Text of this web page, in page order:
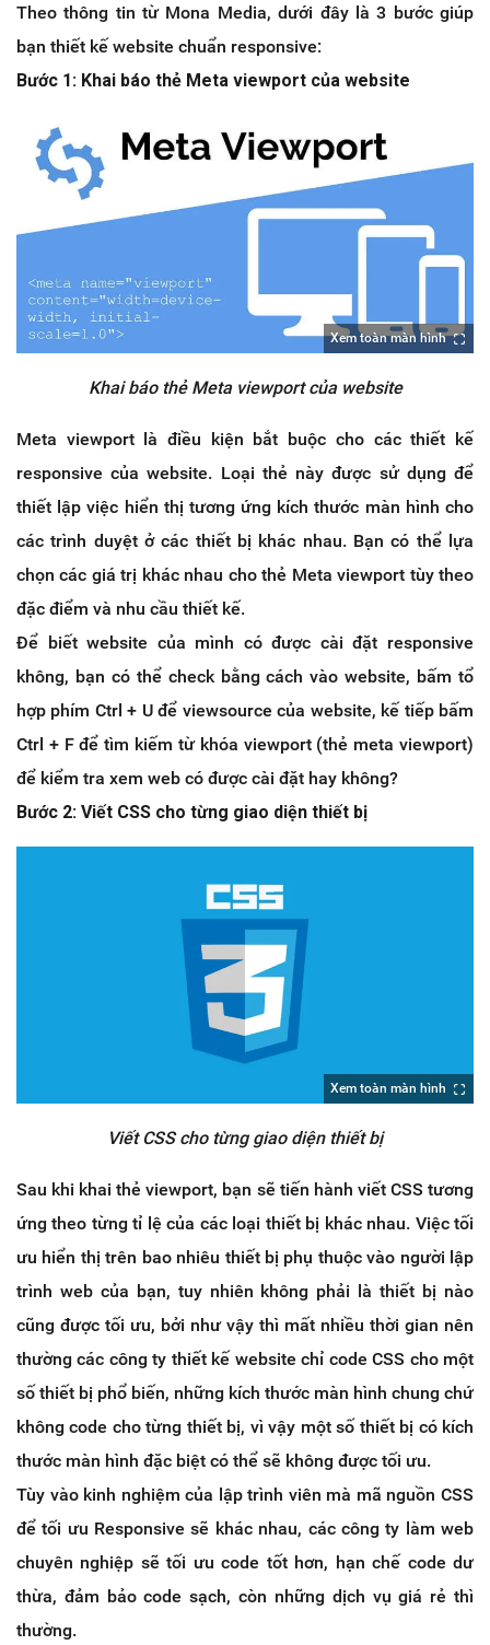
Theo thông tin từ Mona Media, dưới đây là 3 bước giúp
bạn thiết kế website chuẩn responsive:
Bước 1: Khai báo thẻ Meta viewport của website
Xem toàn màn hình
Khai báo thẻ Meta viewport của website
Meta viewport là điều kiện bắt buộc cho các thiết kế
responsive của website. Loại thẻ này được sử dụng để
thiết lập việc hiển thị tương ứng kích thước màn hình cho
các trình duyệt ở các thiết bị khác nhau. Bạn có thể lựa
chọn các giá trị khác nhau cho thẻ Meta viewport tùy theo
đặc điểm và nhu cầu thiết kế.
Để biết website của mình có được cài đặt responsive
không, bạn có thể check bằng cách vào website, bấm tổ
hợp phím Ctrl + U để viewsource của website, kế tiếp bấm
Ctrl + F để tìm kiếm từ khóa viewport (thẻ meta viewport)
để kiểm tra xem web có được cài đặt hay không?
Bước 2: Viết CSS cho từng giao diện thiết bị
Xem toàn màn hình
Viết CSS cho từng giao diện thiết bị
Sau khi khai thẻ viewport, bạn sẽ tiến hành viết CSS tương
ứng theo từng tỉ lệ của các loại thiết bị khác nhau. Việc tối
ưu hiển thị trên bao nhiêu thiết bị phụ thuộc vào người lập
trình web của bạn, tuy nhiên không phải là thiết bị nào
cũng được tối ưu, bởi như vậy thì mất nhiều thời gian nên
thường các công ty thiết kế website chỉ code CSS cho một
số thiết bị phổ biến, những kích thước màn hình chung chứ
không code cho từng thiết bị, vì vậy một số thiết bị có kích
thước màn hình đặc biệt có thể sẽ không được tối ưu.
Tùy vào kinh nghiệm của lập trình viên mà mã nguồn CSS
để tối ưu Responsive sẽ khác nhau, các công ty làm web
chuyên nghiệp sẽ tối ưu code tốt hơn, hạn chế code dư
thừa, đảm bảo code sạch, còn những dịch vụ giá rẻ thì
thường.